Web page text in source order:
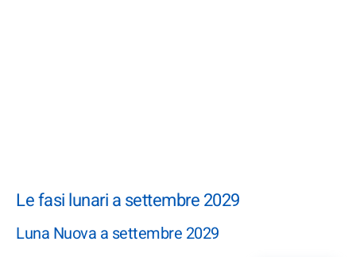
Le fasi lunari a settembre 2029
Luna Nuova a settembre 2029